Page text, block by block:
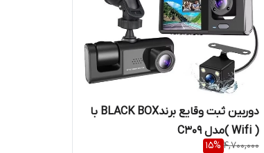
دوربین ثبت وقایع برندBLACK BOX با
( Wifi )مدل C309
4,700,000
15%